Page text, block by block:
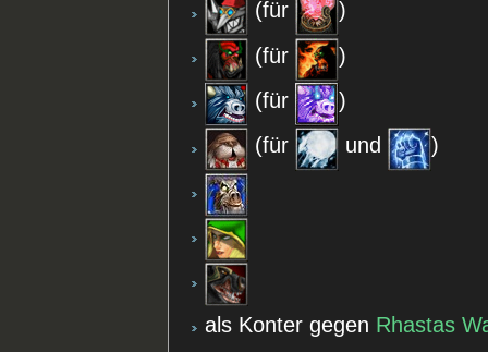
(für
)
(für
)
(für
)
(für
und )
als Konter gegen Rhastas